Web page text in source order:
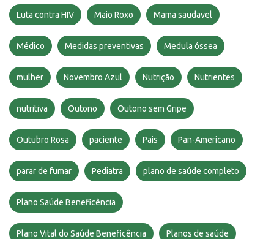
Luta contra HIV Maio Roxo Mama saudavel
Médico Medidas preventivas Medula óssea
mulher Novembro Azul Nutrição Nutrientes
nutritiva Outono Outono sem Gripe
Outubro Rosa paciente Pais Pan-Americano
parar de fumar Pediatra plano de saúde completo
Plano Saúde Beneficência
Plano Vital do Saúde Beneficência Planos de saúde